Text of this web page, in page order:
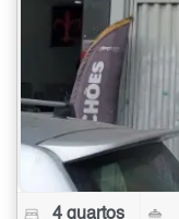
4 quartos